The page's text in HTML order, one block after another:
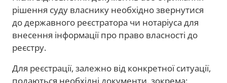
рішення суду власнику необхідно звернутися
до державного реєстратора чи нотаріуса для
внесення інформації про право власності до
реєстру.
Для реєстрації, залежно від конкретної ситуації,
подаються необхідні документи, зокрема: